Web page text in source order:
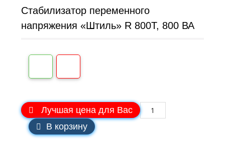
Стабилизатор переменного
напряжения «Штиль» R 800T, 800 ВА
Лучшая цена для Вас
В корзину